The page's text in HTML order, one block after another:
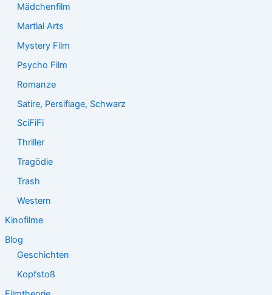
Mädchenfilm
Martial Arts
Mystery Film
Psycho Film
Romanze
Satire, Persiflage, Schwarz
SciFiFi
Thriller
Tragödie
Trash
Western
Kinofilme
Blog
Geschichten
Kopfstoß